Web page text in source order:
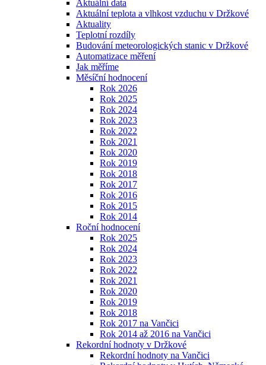
Aktuální data
Aktuální teplota a vlhkost vzduchu v Držkové
Aktuality
Teplotní rozdíly
Budování meteorologických stanic v Držkové
Automatizace měření
Jak měříme
Měsíční hodnocení
Rok 2026
Rok 2025
Rok 2024
Rok 2023
Rok 2022
Rok 2021
Rok 2020
Rok 2019
Rok 2018
Rok 2017
Rok 2016
Rok 2015
Rok 2014
Roční hodnocení
Rok 2025
Rok 2024
Rok 2023
Rok 2022
Rok 2021
Rok 2020
Rok 2019
Rok 2018
Rok 2017 na Vančici
Rok 2014 až 2016 na Vančici
Rekordní hodnoty v Držkové
Rekordní hodnoty na Vančici